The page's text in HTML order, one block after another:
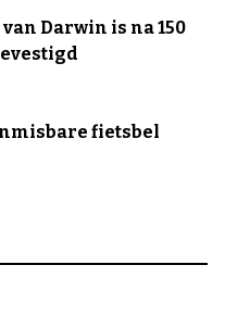
Darwin is na 150
fietsbel